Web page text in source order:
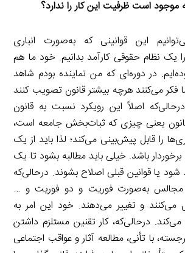
موجود است ظرفیت این کار را ندارد؟
این قوانینی که به‌صورت انباری
نظام حقوقی کارآمد بدانیم. خود ما هم
در دوره‌ای که من نماینده بودم شاهد
فکر می‌کنند هرچه بیشتر قانون تصویب کنند
اصلاً این رویکرد نسبت به قانون
قانون یعنی چیزی که ثبات‌بخش جامعه است،
را قابل پیش‌بینی می‌کند؛ لذا باید از یک
باشد. خیلی باید مطالبه بشود تا یک
یا قوانین قبلی اصلاح بشوند. درحالی‌که
مجالس به‌صورت فوریت و دو فوریت و …
می‌کنند و تغییر می‌دهند. خود این امر به
درحالی‌که، کار تقنین مستلزم داشتن
با تأنی، مطالعه آثار و عواقب اجتماعی